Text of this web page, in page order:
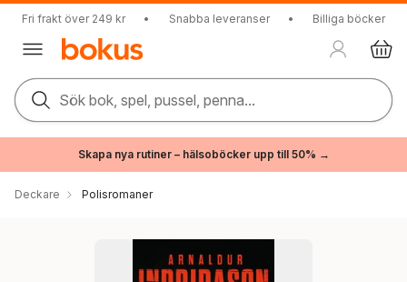
Fri frakt över 249 kr • Snabba leveranser • Billiga böcker
Sök bok, spel, pussel, penna...
Skapa nya rutiner – hälsoböcker upp till 50% →
Deckare Polisromaner